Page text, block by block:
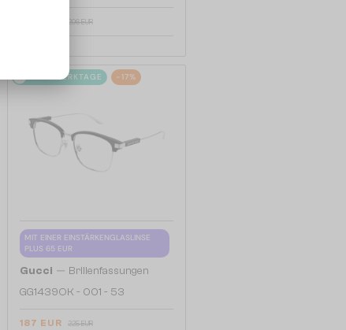
206 EUR
2-4 WERKTAGE -17%
MIT EINER EINSTÄRKENGLASLINSE
PLUS 65 EUR
Gucci — Brillenfassungen
GG1439OK - 001 - 53
187 EUR 225 EUR